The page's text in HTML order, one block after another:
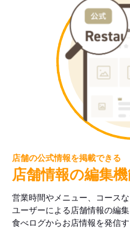
店舗の公式情報を掲載できる
店舗情報の編集
営業時間やメニュー、コースな
ユーザーによる店舗情報の編
食べログからお店情報を発信す